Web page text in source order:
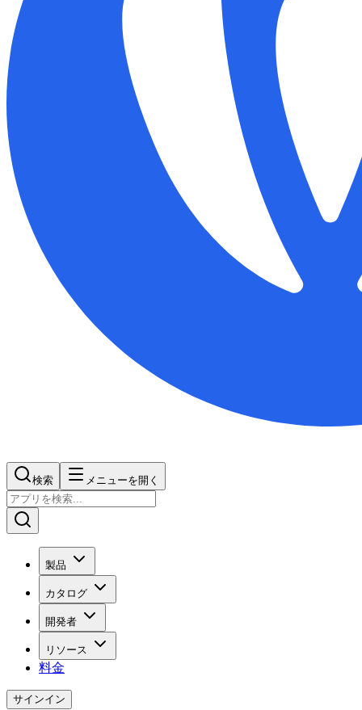
検索 メニューを開く
製品
カタログ
開発者
リソース
料金
サインイン